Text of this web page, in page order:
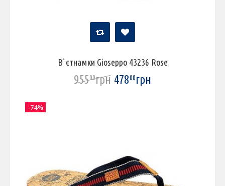
В`єтнамки Gioseppo 43236 Rose
95500грн 47800грн
-74%